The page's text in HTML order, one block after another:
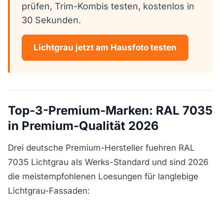
prüfen, Trim-Kombis testen, kostenlos in
30 Sekunden.
Lichtgrau jetzt am Hausfoto testen
Top-3-Premium-Marken: RAL 7035
in Premium-Qualität 2026
Drei deutsche Premium-Hersteller fuehren RAL
7035 Lichtgrau als Werks-Standard und sind 2026
die meistempfohlenen Loesungen für langlebige
Lichtgrau-Fassaden: